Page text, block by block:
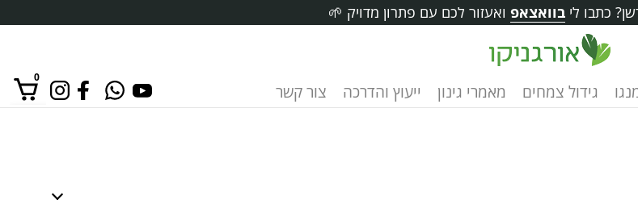
כתבו לי בוואצאפ ואעזור לכם עם פתרון מדויק 🌱
גידול צמחים מאמרי גינון ייעוץ והדרכה צור קשר
0